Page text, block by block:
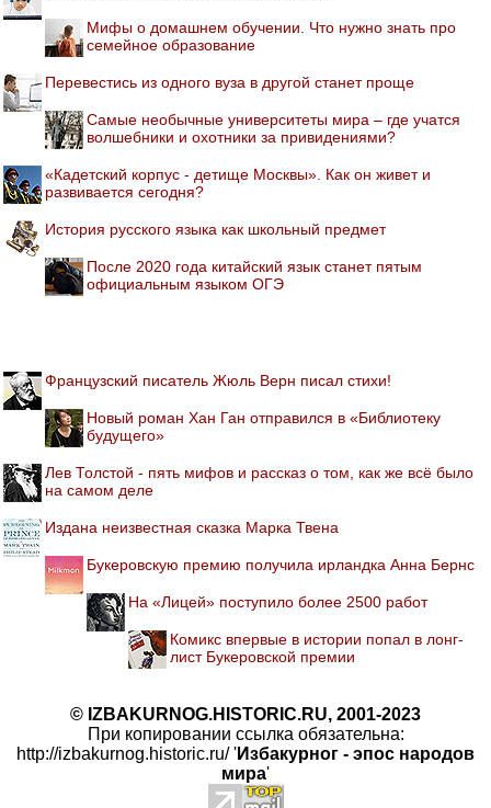
Мифы о домашнем обучении. Что нужно знать про
семейное образование
Перевестись из одного вуза в другой станет проще
Самые необычные университеты мира – где учатся
волшебники и охотники за привидениями?
«Кадетский корпус - детище Москвы». Как он живет и
развивается сегодня?
История русского языка как школьный предмет
После 2020 года китайский язык станет пятым
официальным языком ОГЭ
Французский писатель Жюль Верн писал стихи!
Новый роман Хан Ган отправился в «Библиотеку
будущего»
Лев Толстой - пять мифов и рассказ о том, как же всё было
на самом деле
Издана неизвестная сказка Марка Твена
Букеровскую премию получила ирландка Анна Бернс
На «Лицей» поступило более 2500 работ
Комикс впервые в истории попал в лонг-
лист Букеровской премии
© IZBAKURNOG.HISTORIC.RU, 2001-2023
При копировании ссылка обязательна:
http://izbakurnog.historic.ru/ 'Избакурног - эпос народов
мира'